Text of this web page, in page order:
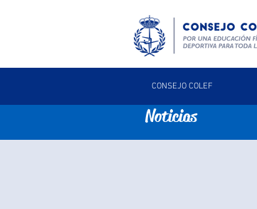
CONSEJO COLEF
Noticias